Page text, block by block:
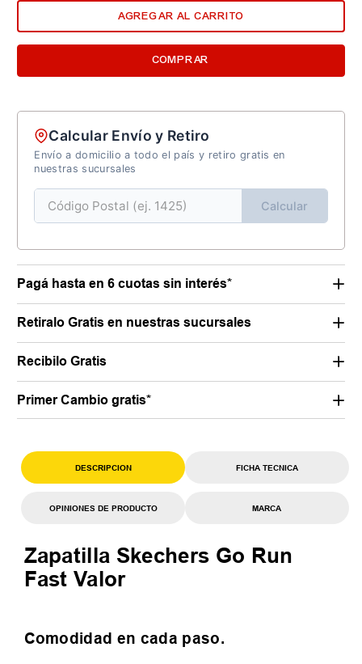
AGREGAR AL CARRITO
COMPRAR
Calcular Envío y Retiro
Envío a domicilio a todo el país y retiro gratis en
nuestras sucursales
Calcular
Pagá hasta en 6 cuotas sin interés*
Retiralo Gratis en nuestras sucursales
Recibilo Gratis
Primer Cambio gratis*
DESCRIPCION FICHA TECNICA
OPINIONES DE PRODUCTO MARCA
Zapatilla Skechers Go Run
Fast Valor
Comodidad en cada paso.